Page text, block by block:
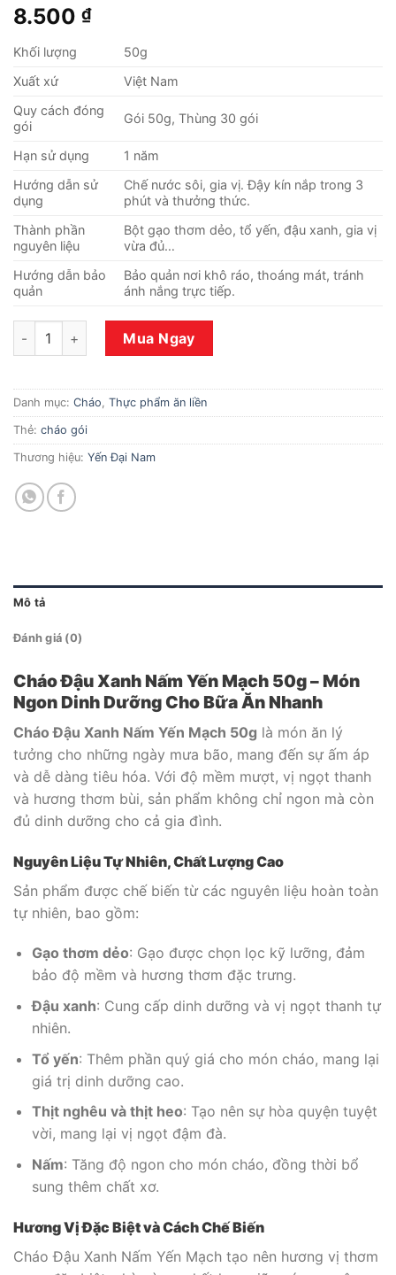
8.500 ₫
Khối lượng
50g
Xuất xứ
Việt Nam
Quy cách đóng
gói
Gói 50g, Thùng 30 gói
Hạn sử dụng
1 năm
Hướng dẫn sử
dụng
Chế nước sôi, gia vị. Đậy kín nắp trong 3
phút và thưởng thức.
Thành phần
nguyên liệu
Bột gạo thơm dẻo, tổ yến, đậu xanh, gia vị
vừa đủ…
Hướng dẫn bảo
quản
Bảo quản nơi khô ráo, thoáng mát, tránh
ánh nắng trực tiếp.
Cháo đậu xanh nấm yến mạch 50g số lượng
Mua Ngay
Danh mục: Cháo, Thực phẩm ăn liền
Thẻ: cháo gói
Thương hiệu: Yến Đại Nam
Mô tả
Đánh giá (0)
Cháo Đậu Xanh Nấm Yến Mạch 50g – Món
Ngon Dinh Dưỡng Cho Bữa Ăn Nhanh
Cháo Đậu Xanh Nấm Yến Mạch 50g là món ăn lý
tưởng cho những ngày mưa bão, mang đến sự ấm áp
và dễ dàng tiêu hóa. Với độ mềm mượt, vị ngọt thanh
và hương thơm bùi, sản phẩm không chỉ ngon mà còn
đủ dinh dưỡng cho cả gia đình.
Nguyên Liệu Tự Nhiên, Chất Lượng Cao
Sản phẩm được chế biến từ các nguyên liệu hoàn toàn
tự nhiên, bao gồm:
Gạo thơm dẻo: Gạo được chọn lọc kỹ lưỡng, đảm
bảo độ mềm và hương thơm đặc trưng.
Đậu xanh: Cung cấp dinh dưỡng và vị ngọt thanh tự
nhiên.
Tổ yến: Thêm phần quý giá cho món cháo, mang lại
giá trị dinh dưỡng cao.
Thịt nghêu và thịt heo: Tạo nên sự hòa quyện tuyệt
vời, mang lại vị ngọt đậm đà.
Nấm: Tăng độ ngon cho món cháo, đồng thời bổ
sung thêm chất xơ.
Hương Vị Đặc Biệt và Cách Chế Biến
Cháo Đậu Xanh Nấm Yến Mạch tạo nên hương vị thơm